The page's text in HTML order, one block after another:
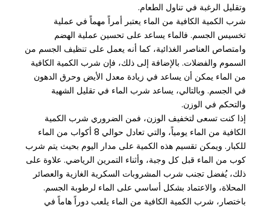
وتقليل الرغبة في تناول الطعام.
شرب الكمية الكافية من الماء يعتبر أمراً مهماً في عملية
تخسيس الجسم. فالماء يساعد على تحسين عملية الهضم
وامتصاص العناصر الغذائية، كما أنه يعمل على تنظيف الجسم من
السموم والفضلات. بالإضافة إلى ذلك، فإن شرب الكمية الكافية
من الماء يمكن أن يساعد في زيادة معدل الأيض وحرق الدهون
في الجسم. وبالتالي، يساعد شرب الماء في تقليل الشهية
والتحكم في الوزن.
إذا كنت تسعى لتخفيف الوزن، فمن الضروري شرب الكمية
الكافية من الماء يومياً، والتي تعادل حوالي 8 أكواب من الماء
للكبار. ويمكن تقسيم هذه الكمية على مدار اليوم بحيث يتم شرب
كوب من الماء قبل كل وجبة، وأثناء التمرين الرياضي. علاوة على
ذلك، يُفضل تجنب شرب المشروبات السكرية الغازية والعصائر
المحلاة، والاعتماد بشكل أساسي على الماء لرطوبة الجسم.
باختصار، شرب الكمية الكافية من الماء يلعب دوراً هاماً في